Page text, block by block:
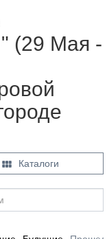
(29 Мая -
 Каталоги